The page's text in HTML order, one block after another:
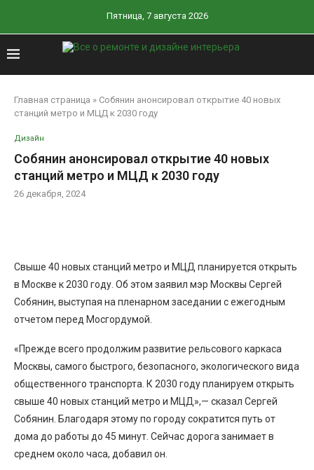
Пятница, 7 августа 2026
Главная страница » Собянин анонсировал открытие 40 новых
станций метро и МЦД к 2030 году
Дизайн
Собянин анонсировал открытие 40 новых
станций метро и МЦД к 2030 году
26 декабря, 2024
Свыше 40 новых станций метро и МЦД планируется открыть
в Москве к 2030 году. Об этом заявил мэр Москвы Сергей
Собянин, выступая на пленарном заседании с ежегодным
отчетом перед Мосгордумой.
«Прежде всего продолжим развитие рельсового каркаса
Москвы, самого быстрого, безопасного, экологического вида
общественного транспорта. К 2030 году планируем открыть
свыше 40 новых станций метро и МЦД»,— сказал Сергей
Собянин. Благодаря этому по городу сократится путь от
дома до работы до 45 минут. Сейчас дорога занимает в
среднем около часа, добавил он.